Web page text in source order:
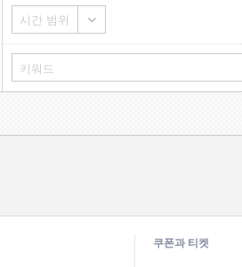
시간 범위
쿠폰과 티켓